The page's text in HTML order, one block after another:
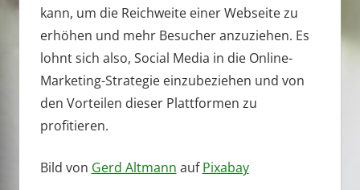
kann, um die Reichweite einer Webseite zu
erhöhen und mehr Besucher anzuziehen. Es
lohnt sich also, Social Media in die Online-
Marketing-Strategie einzubeziehen und von
den Vorteilen dieser Plattformen zu
profitieren.
Bild von Gerd Altmann aufPixabay